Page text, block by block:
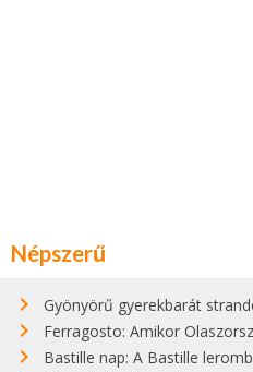
Népszerű
Gyönyörű gyerekbarát strandok
Ferragosto: Amikor
Bastille nap: A Bastille